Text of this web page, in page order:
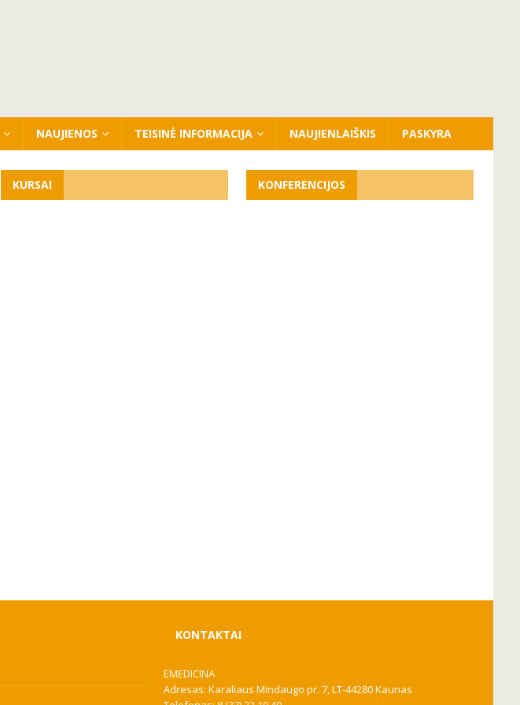
NAUJIENOS TEISINĖ INFORMACIJA NAUJIENLAIŠKIS PASKYRA
KURSAI KONFERENCIJOS
KONTAKTAI
EMEDICINA
Adresas: Karaliaus Mindaugo pr. 7, LT-44280 Kaunas